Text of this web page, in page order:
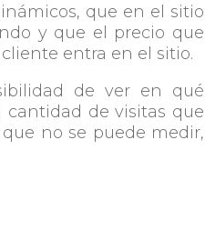
que en el sitio
y que el precio que
entra en el sitio.
de ver en qué
de visitas que
no se puede medir,